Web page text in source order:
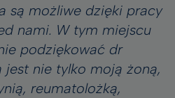
są możliwe dzięki pracy
nami. W tym miejscu
podziękować dr
jest nie tylko moją żoną,
reumatolożką,